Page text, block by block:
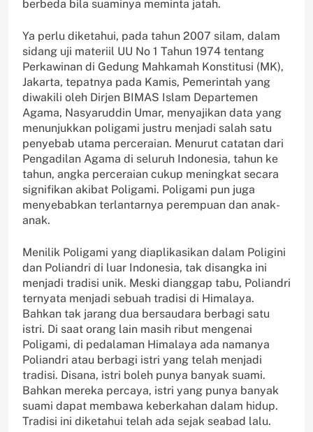
berbeda bila suaminya meminta jatah.
Ya perlu diketahui, pada tahun 2007 silam, dalam
sidang uji materiil UU No 1 Tahun 1974 tentang
Perkawinan di Gedung Mahkamah Konstitusi (MK),
Jakarta, tepatnya pada Kamis, Pemerintah yang
diwakili oleh Dirjen BIMAS Islam Departemen
Agama, Nasyaruddin Umar, menyajikan data yang
menunjukkan poligami justru menjadi salah satu
penyebab utama perceraian. Menurut catatan dari
Pengadilan Agama di seluruh Indonesia, tahun ke
tahun, angka perceraian cukup meningkat secara
signifikan akibat Poligami. Poligami pun juga
menyebabkan terlantarnya perempuan dan anak-
anak.
Menilik Poligami yang diaplikasikan dalam Poligini
dan Poliandri di luar Indonesia, tak disangka ini
menjadi tradisi unik. Meski dianggap tabu, Poliandri
ternyata menjadi sebuah tradisi di Himalaya.
Bahkan tak jarang dua bersaudara berbagi satu
istri. Di saat orang lain masih ribut mengenai
Poligami, di pedalaman Himalaya ada namanya
Poliandri atau berbagi istri yang telah menjadi
tradisi. Disana, istri boleh punya banyak suami.
Bahkan mereka percaya, istri yang punya banyak
suami dapat membawa keberkahan dalam hidup.
Tradisi ini diketahui telah ada sejak seabad lalu.